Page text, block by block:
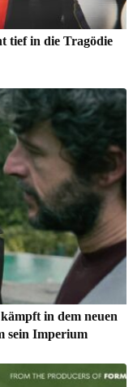
tief in die Tragödie
in dem neuen
sein Imperium